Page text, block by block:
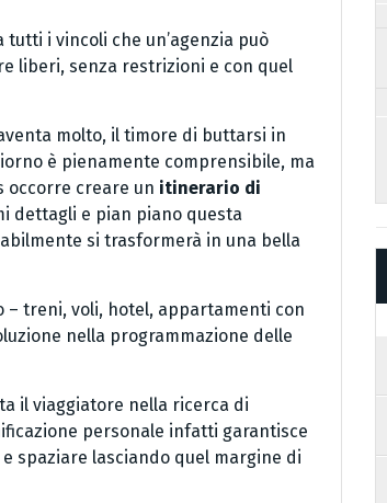
tutti i vincoli che un’agenzia può
liberi, senza restrizioni e con quel
molto, il timore di buttarsi in
è pienamente comprensibile, ma
occorre creare un itinerario di
dettagli e pian piano questa
si trasformerà in una bella
treni, voli, hotel, appartamenti con
nella programmazione delle
il viaggiatore nella ricerca di
personale infatti garantisce
spaziare lasciando quel margine di